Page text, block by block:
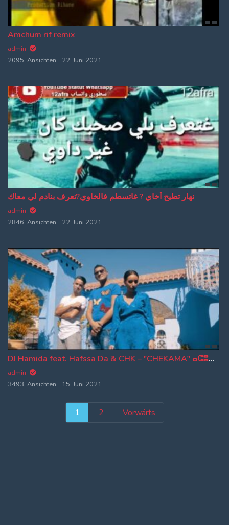
Amchum rif remix
admin
2095 Ansichten
22. Juni 2021
نهار تطيح أخاي ? غاتسطم فالخاوي?تعرف بنادم لي معاك
admin
2846 Ansichten
22. Juni 2021
DJ Hamida feat. Hafssa Da & CHK – "CHEKAMA" ⴰⵛⴻⴽⴰⵎ
admin
3493 Ansichten
15. Juni 2021
1 2 Vorwärts